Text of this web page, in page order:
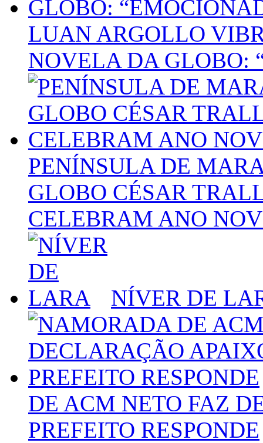
LUAN ARGOLLO
NOVELA DA GLOBO:
PENÍNSULA DE
GLOBO CÉSAR
CELEBRAM ANO
NÍVER DE
DE ACM NETO FAZ
PREFEITO RESPONDE